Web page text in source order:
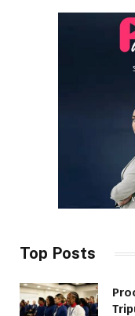
Top Posts